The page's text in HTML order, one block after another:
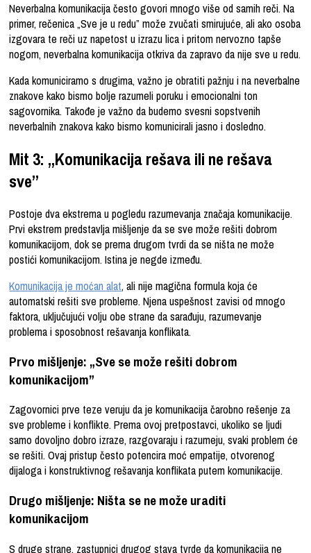
Neverbalna komunikacija često govori mnogo više od samih reči. Na
primer, rečenica „Sve je u redu” može zvučati smirujuće, ali ako osoba
izgovara te reči uz napetost u izrazu lica i pritom nervozno tapše
nogom, neverbalna komunikacija otkriva da zapravo da nije sve u redu.
Kada komuniciramo s drugima, važno je obratiti pažnju i na neverbalne
znakove kako bismo bolje razumeli poruku i emocionalni ton
sagovornika. Takođe je važno da budemo svesni sopstvenih
neverbalnih znakova kako bismo komunicirali jasno i dosledno.
Mit 3: „Komunikacija rešava ili ne rešava
sve”
Postoje dva ekstrema u pogledu razumevanja značaja komunikacije.
Prvi ekstrem predstavlja mišljenje da se sve može rešiti dobrom
komunikacijom, dok se prema drugom tvrdi da se ništa ne može
postići komunikacijom. Istina je negde između.
Komunikacija je moćan alat, ali nije magična formula koja će
automatski rešiti sve probleme. Njena uspešnost zavisi od mnogo
faktora, uključujući volju obe strane da sarađuju, razumevanje
problema i sposobnost rešavanja konflikata.
Prvo mišljenje: „Sve se može rešiti dobrom
komunikacijom”
Zagovornici prve teze veruju da je komunikacija čarobno rešenje za
sve probleme i konflikte. Prema ovoj pretpostavci, ukoliko se ljudi
samo dovoljno dobro izraze, razgovaraju i razumeju, svaki problem će
se rešiti. Ovaj pristup često potencira moć empatije, otvorenog
dijaloga i konstruktivnog rešavanja konflikata putem komunikacije.
Drugo mišljenje: Ništa se ne može uraditi
komunikacijom
S druge strane, zastupnici drugog stava tvrde da komunikacija ne